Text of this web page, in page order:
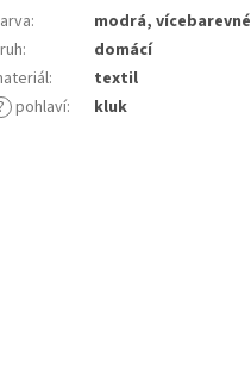
:
modrá, vícebarevné
:
domácí
:
textil
pohlaví: kluk